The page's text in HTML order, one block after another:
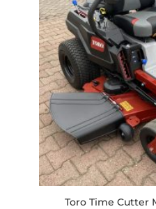
Toro Time Cutter